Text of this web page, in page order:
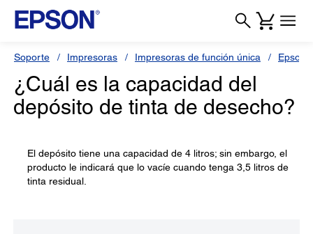
Soporte Impresoras Impresoras de función única Epson
¿Cuál es la capacidad del
depósito de tinta de desecho?
El depósito tiene una capacidad de 4 litros; sin embargo, el
producto le indicará que lo vacíe cuando tenga 3,5 litros de
tinta residual.